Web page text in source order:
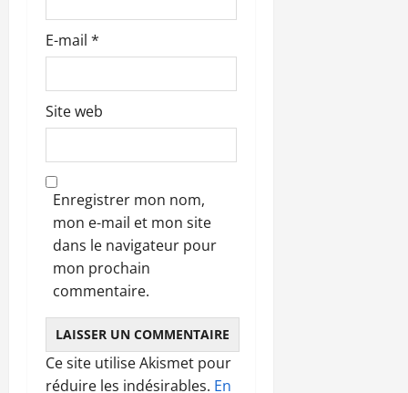
E-mail *
Site web
Enregistrer mon nom,
mon e-mail et mon site
dans le navigateur pour
mon prochain
commentaire.
Ce site utilise Akismet pour
réduire les indésirables. En